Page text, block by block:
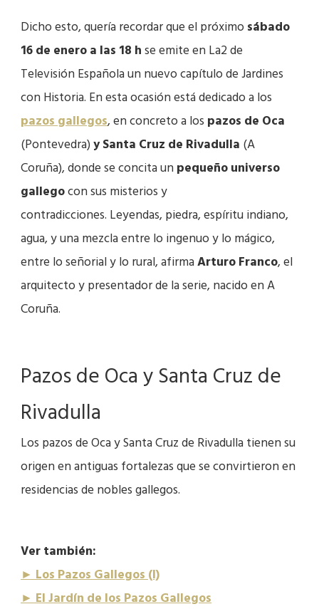
Dicho esto, quería recordar que el próximo sábado
16 de eneroa las 18 hse emite en La2 de
Televisión Española un nuevo capítulo de Jardines
con Historia. En esta ocasión está dedicado a los
pazos gallegos, en concreto a los pazos de Oca
(Pontevedra)y Santa Cruz de Rivadulla (A
Coruña), donde se concita un pequeño universo
gallegocon sus misterios y
contradicciones. Leyendas, piedra, espíritu indiano,
agua, y una mezcla entre lo ingenuo y lo mágico,
entre lo señorial y lo rural, afirmaArturo Franco, el
arquitecto y presentador de la serie, nacido en A
Coruña.
Pazos de Oca y Santa Cruz de
Rivadulla
Los pazos de Oca y Santa Cruz de Rivadulla tienen su
origen en antiguas fortalezas que se convirtieron en
residencias de nobles gallegos.
Ver también:
► Los Pazos Gallegos (I)
► El Jardín de los Pazos Gallegos